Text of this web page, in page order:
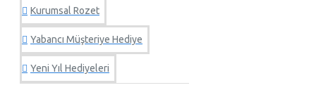
Kurumsal Rozet
Yabancı Müşteriye Hediye
Yeni Yıl Hediyeleri